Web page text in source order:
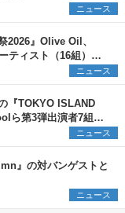
ニュース
2026』Olive Oil、
ティスト（16組）を
ニュース
『TOKYO ISLAND
ら第3弾出演者7組を
ト出展者を募集ニュース
』の対バンゲストと
ニュース